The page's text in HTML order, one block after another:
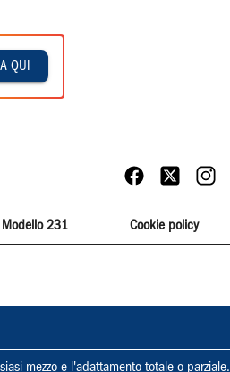
QUI
Modello 231 Cookie policy
mezzo e l'adattamento totale o parziale.